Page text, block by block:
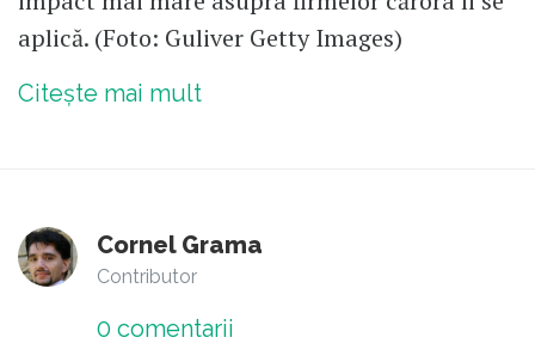
aplică. (Foto: Guliver Getty Images)
Citește mai mult
Cornel Grama
Contributor
0 comentarii